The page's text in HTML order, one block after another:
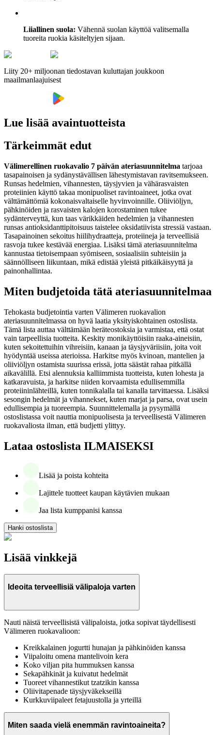
Liiallinen suola: Vähennä suolan käyttöä valitsemalla
tuoreita ruokia käsiteltyjen sijaan.
Liity 20+ miljoonan tiedostavan kuluttajan joukkoon
maailmanlaajuisest
Lue lisää avaintuotteista
Tärkeimmät edut
Välimerellinen ruokavalio 7 päivän ateriasuunnitelma tarjoaa
tasapainoisen ja sydänystävällisen lähestymistavan ravitsemukseen.
Runsas hedelmien, vihannesten, täysjyvien ja vähärasvaisten
proteiinien käyttö takaa monipuoliset ravintoaineet, jotka ovat
välttämättömiä kokonaisvaltaiselle hyvinvoinnille. Oliiviöljyn,
pähkinöiden ja rasvaisten kalojen korostaminen tukee
sydänterveyttä, kun taas värikkäiden hedelmien ja vihannesten
runsas antioksidanttipitoisuus taistelee oksidatiivista stressiä vastaan.
Tasapainoinen sekoitus hiilihydraatteja, proteiineja ja terveellisiä
rasvoja tukee kestävää energiaa. Lisäksi tämä ateriasuunnitelma
kannustaa tietoisempaan syömiseen, sosiaalisiin suhteisiin ja
säännölliseen liikuntaan, mikä edistää yleistä pitkäikäisyyttä ja
painonhallintaa.
Miten budjetoida tätä ateriasuunnitelmaa
Tehokasta budjetointia varten Välimeren ruokavalion
ateriasuunnitelmassa on hyvä laatia yksityiskohtainen ostoslista.
Tämä lista auttaa välttämään heräteostoksia ja varmistaa, että ostat
vain tarpeellisia tuotteita. Keskity monikäyttöisiin raaka-aineisiin,
kuten sekoitettuihin vihreisiin, kanaan ja täysjyväriisiin, joita voit
hyödyntää useissa aterioissa. Harkitse myös kvinoan, mantelien ja
oliiviöljyn ostamista suurissa erissä, jotta säästät rahaa pitkällä
aikavälillä. Etsi alennuksia kalliimmista tuotteista, kuten lohesta ja
katkaravuista, ja harkitse niiden korvaamista edullisemmilla
proteiininlähteillä, kuten tonnikalalla tai kanalla tarvittaessa. Lisäksi
sesongin hedelmät ja vihannekset, kuten marjat ja parsa, ovat usein
edullisempia ja tuoreempia. Suunnittelemalla ja pysymällä
ostoslistassa voit nauttia monipuolisesta ja terveellisestä Välimeren
ruokavaliosta ilman, että budjetti ylittyy.
Lataa ostoslista ILMAISEKSI
Lisää ja poista kohteita
Lajittele tuotteet kaupan käytävien mukaan
Jaa lista kumppanisi kanssa
Hanki ostoslista
Lisää vinkkejä
Ideoita terveellisiä välipaloja varten
Nauti näistä terveellisistä välipaloista, jotka sopivat täydellisesti
Välimeren ruokavalioon:
Kreikkalainen jogurtti hunajan ja pähkinöiden kanssa
Viipaloitu omena mantelivoin kera
Koko viljan pita hummuksen kanssa
Sekapähkinät ja kuivatut hedelmät
Tuoreet vihannestikut tzatzikin kanssa
Oliivitapenade täysjyväkekseillä
Kurkkuviipaleet fetajuustolla ja yrteillä
Miten saada vielä enemmän ravintoaineita?